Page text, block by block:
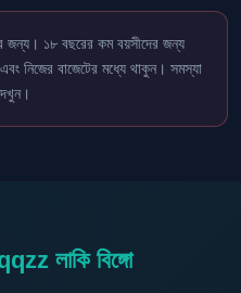
জন্য। ১৮ বছরের কম বয়সীদের জন্য
নিজের বাজেটের মধ্যে থাকুন। সমস্যা
লাকি বিঙ্গো